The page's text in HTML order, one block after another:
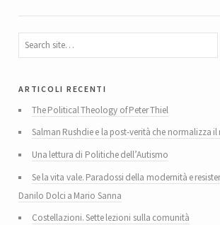
articoli recenti
The Political Theology of Peter Thiel
Salman Rushdie e la post-verità che normalizza
Una lettura di Politiche dell’Autismo
Se la vita vale. Paradossi della modernità e
Danilo Dolci a Mario Sanna
Costellazioni. Sette lezioni sulla comunità